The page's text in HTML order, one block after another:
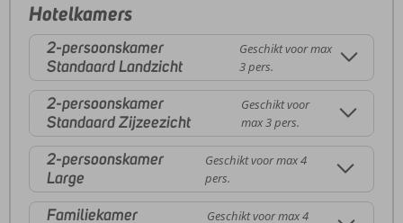
Hotelkamers
2-persoonskamer
Standaard Landzicht
Geschikt voor max
3 pers.
2-persoonskamer
Standaard Zijzeezicht
Geschikt voor
max 3 pers.
2-persoonskamer
Large
Geschikt voor max 4
pers.
Familiekamer
Geschikt voor max 4